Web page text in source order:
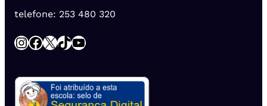
telefone: 253 480 320
InstagramFacebook X TikTok YouTube